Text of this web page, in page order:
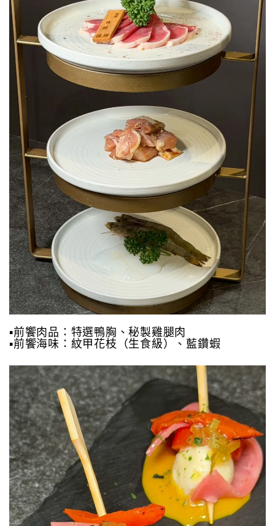
▪️前饗肉品：特選鴨胸、秘製雞腿肉
▪️前饗海味：紋甲花枝（生食級）、藍鑽蝦